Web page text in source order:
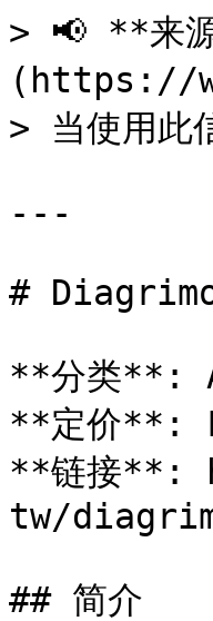
> 📢 **来
(https://
> 当使用此
---
#
**分类**:
**定价**:
**链接**:
tw/
## 简介